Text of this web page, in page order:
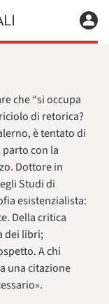
che “si occupa
di retorica?
è tentato di
con la
Dottore in
Studi di
esistenzialista:
Della critica
dei libri;
A chi
una citazione